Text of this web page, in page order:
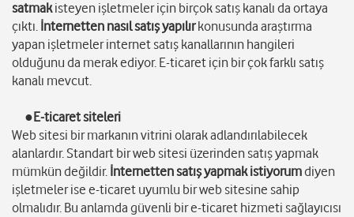
satmakisteyen işletmeler için birçok satış kanalı da ortaya
çıktı. İnternetten nasıl satış yapılırkonusunda araştırma
yapan işletmeler internet satış kanallarının hangileri
olduğunu da merak ediyor. E-ticaret için bir çok farklı satış
kanalı mevcut.
●E-ticaret siteleri
Web sitesi bir markanın vitrini olarak adlandırılabilecek
alanlardır. Standart bir web sitesi üzerinden satış yapmak
mümkün değildir. İnternetten satış yapmak istiyorumdiyen
işletmeler ise e-ticaret uyumlu bir web sitesine sahip
olmalıdır. Bu anlamda güvenli bir e-ticaret hizmeti sağlayıcısı